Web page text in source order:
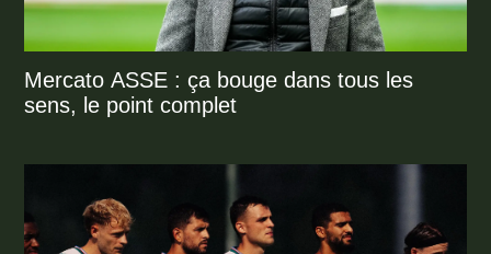
Mercato ASSE : ça bouge dans tous les
sens, le point complet